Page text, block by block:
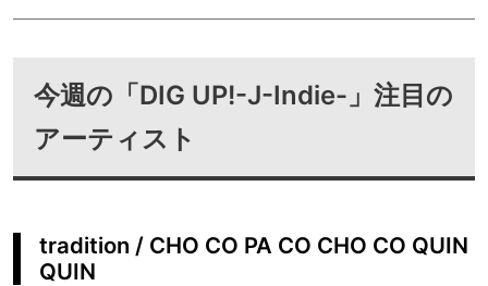
今週の「DIG UP!-J-Indie-」注目の
アーティスト
tradition / CHO CO PA CO CHO CO QUIN
QUIN